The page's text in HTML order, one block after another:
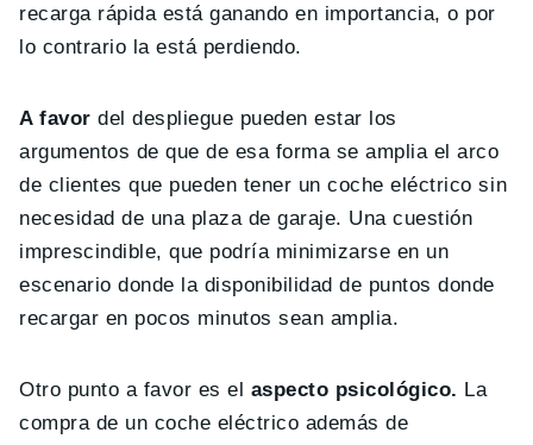
recarga rápida está ganando en importancia, o por
lo contrario la está perdiendo.
A favor del despliegue pueden estar los
argumentos de que de esa forma se amplia el arco
de clientes que pueden tener un coche eléctrico sin
necesidad de una plaza de garaje. Una cuestión
imprescindible, que podría minimizarse en un
escenario donde la disponibilidad de puntos donde
recargar en pocos minutos sean amplia.
Otro punto a favor es el aspecto psicológico. La
compra de un coche eléctrico además de